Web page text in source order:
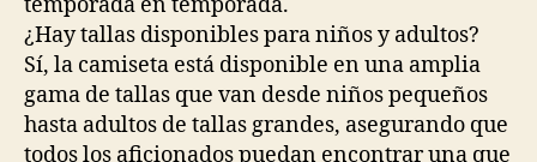
temporada en temporada.
¿Hay tallas disponibles para niños y adultos?
Sí, la camiseta está disponible en una amplia
gama de tallas que van desde niños pequeños
hasta adultos de tallas grandes, asegurando que
todos los aficionados puedan encontrar una que